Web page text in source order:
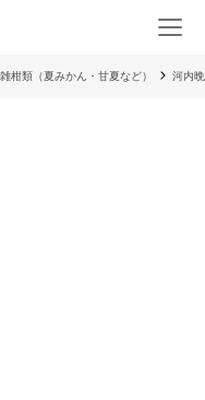
雑柑類（夏みかん・甘夏など） 河内